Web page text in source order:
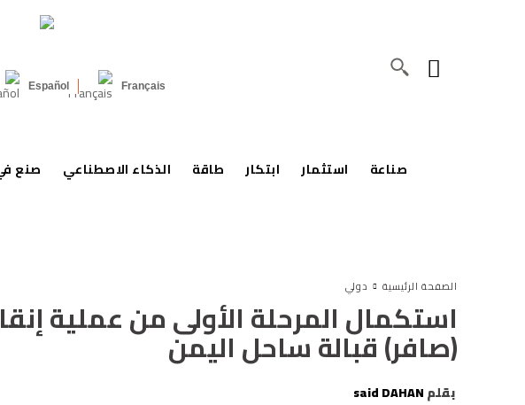
Français
Español
صناعة استثمار ابتكار طاقة الذكاء الاصطناعي صنع
الصفحة الرئيسية دولي
استكمال المرحلة الأولى من عملية
(صافر) قبالة ساحل اليمن
بقلمsaid DAHAN